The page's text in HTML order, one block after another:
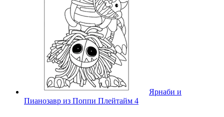
Ярнаби и
Пианозавр из Поппи Плейтайм 4